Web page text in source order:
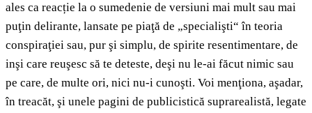
ales ca reacție la o sumedenie de versiuni mai mult sau mai
puţin delirante, lansate pe piaţă de „specialişti“ în teoria
conspiraţiei sau, pur şi simplu, de spirite resentimentare, de
inşi care reuşesc să te deteste, deşi nu le-ai făcut nimic sau
pe care, de multe ori, nici nu-i cunoşti. Voi menţiona, aşadar,
în treacăt, şi unele pagini de publicistică suprarealistă, legate